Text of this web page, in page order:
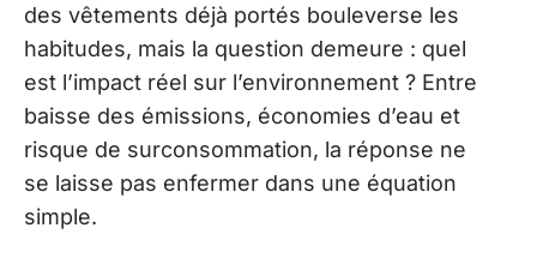
des vêtements déjà portés bouleverse les
habitudes, mais la question demeure : quel
est l’impact réel sur l’environnement ? Entre
baisse des émissions, économies d’eau et
risque de surconsommation, la réponse ne
se laisse pas enfermer dans une équation
simple.